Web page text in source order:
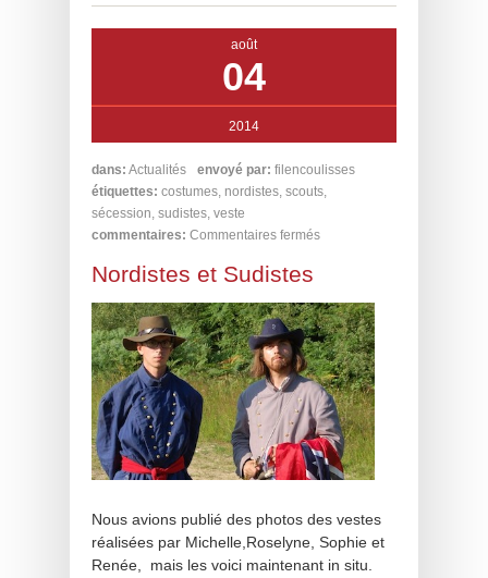
août
04
2014
dans: Actualités envoyé par: filencoulisses
étiquettes: costumes, nordistes, scouts,
sécession, sudistes, veste
commentaires: Commentaires fermés
Nordistes et Sudistes
Nous avions publié des photos des vestes
réalisées par Michelle,Roselyne, Sophie et
Renée, mais les voici maintenant in situ.